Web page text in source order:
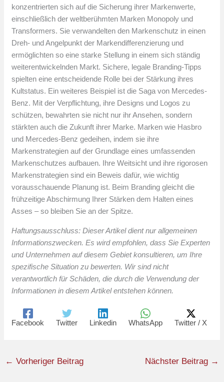
konzentrierten sich auf die Sicherung ihrer Markenwerte,
einschließlich der weltberühmten Marken Monopoly und
Transformers. Sie verwandelten den Markenschutz in einen
Dreh- und Angelpunkt der Markendifferenzierung und
ermöglichten so eine starke Stellung in einem sich ständig
weiterentwickelnden Markt. Sichere, legale Branding-Tipps
spielten eine entscheidende Rolle bei der Stärkung ihres
Kultstatus. Ein weiteres Beispiel ist die Saga von Mercedes-
Benz. Mit der Verpflichtung, ihre Designs und Logos zu
schützen, bewahrten sie nicht nur ihr Ansehen, sondern
stärkten auch die Zukunft ihrer Marke. Marken wie Hasbro
und Mercedes-Benz gedeihen, indem sie ihre
Markenstrategien auf der Grundlage eines umfassenden
Markenschutzes aufbauen. Ihre Weitsicht und ihre rigorosen
Markenstrategien sind ein Beweis dafür, wie wichtig
vorausschauende Planung ist. Beim Branding gleicht die
frühzeitige Abschirmung Ihrer Stärken dem Halten eines
Asses – so bleiben Sie an der Spitze.
Haftungsausschluss: Dieser Artikel dient nur allgemeinen
Informationszwecken. Es wird empfohlen, dass Sie Experten
und Unternehmen auf diesem Gebiet konsultieren, um Ihre
spezifische Situation zu bewerten. Wir sind nicht
verantwortlich für Schäden, die durch die Verwendung der
Informationen in diesem Artikel entstehen können.
Facebook Twitter Linkedin WhatsApp Twitter / X
← Vorheriger Beitrag Nächster Beitrag →